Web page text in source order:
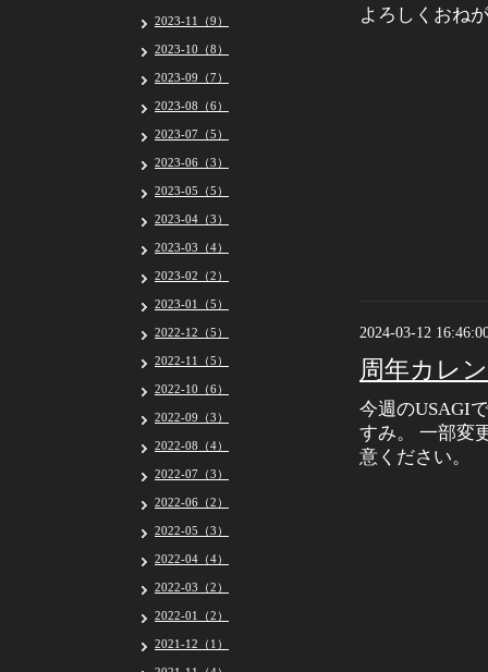
よろしくおね
2024-03-12
周年カレ
今週のUSAGI
すみ。 一部変
意ください。
2023-11（9）
2023-10（8）
2023-09（7）
2023-08（6）
2023-07（5）
2023-06（3）
2023-05（5）
2023-04（3）
2023-03（4）
2023-02（2）
2023-01（5）
2022-12（5）
2022-11（5）
2022-10（6）
2022-09（3）
2022-08（4）
2022-07（3）
2022-06（2）
2022-05（3）
2022-04（4）
2022-03（2）
2022-01（2）
2021-12（1）